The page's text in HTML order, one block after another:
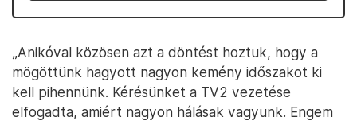
„Anikóval közösen azt a döntést hoztuk, hogy a
mögöttünk hagyott nagyon kemény időszakot ki
kell pihennünk. Kérésünket a TV2 vezetése
elfogadta, amiért nagyon hálásak vagyunk. Engem